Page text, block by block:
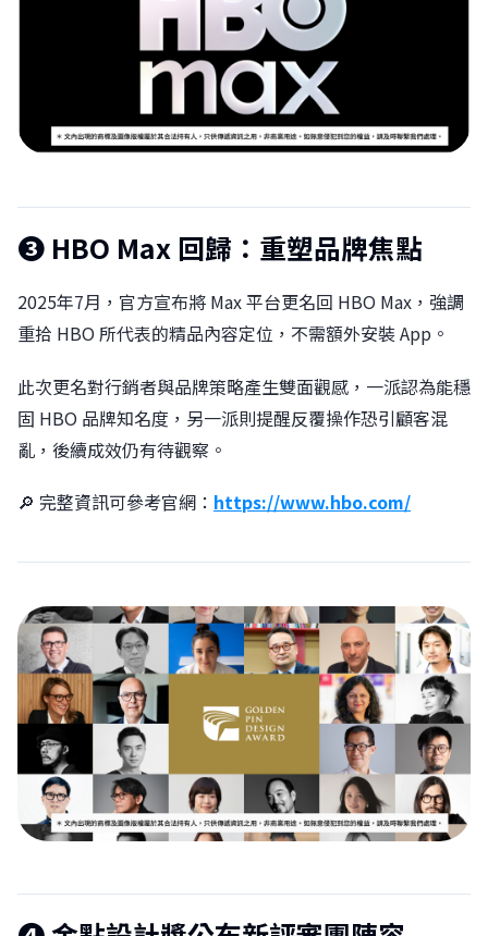
❸ HBO Max 回歸：重塑品牌焦點󠀠
2025年7月，官方宣布將 Max 平台更名回 HBO Max，強調
重拾 HBO 所代表的精品內容定位，不需額外安裝 App。
此次更名對行銷者與品牌策略產生雙面觀感，一派認為能穩
固 HBO 品牌知名度，另一派則提醒反覆操作恐引顧客混
亂，後續成效仍有待觀察。
🔎 完整資訊可參考官網： https://www.hbo.com/